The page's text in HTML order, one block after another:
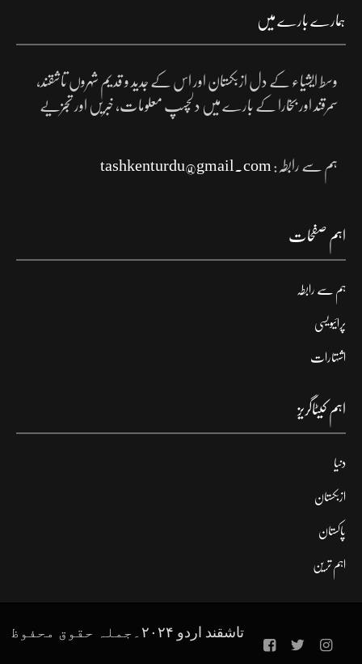
ہمارے بارے میں
وسط ایشیاء کے دل ازبکستان اور اس کے جدید و قدیم شہروں تاشقند،
سمرقند اور بخارا کے بارے میں دلچسپ معلومات، خبریں اور تجزیے
ہم سے رابطہ: tashkenturdu@gmail.com
اہم صفحات
ہم سے رابطہ
پرائیویسی
اشتہارات
اہم کیٹاگریز
دنیا
ازبکستان
پاکستان
اہم ترین
تاشقند اردو ۲۰۲۴۔جملہ حقوق محفوظ